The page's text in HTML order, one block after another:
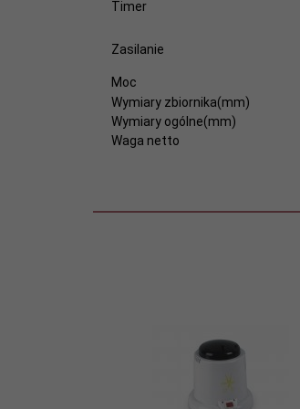
Timer
Zasilanie
Moc
Wymiary zbiornika(mm)
Wymiary ogólne(mm)
Waga netto